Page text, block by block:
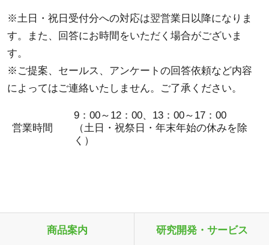
※土日・祝日受付分への対応は翌営業日以降になりま
す。また、回答にお時間をいただく場合がございま
す。
※ご提案、セールス、アンケートの回答依頼など内容
によってはご連絡いたしません。ご了承ください。
営業時間
9：00～12：00、13：00～17：00
（土日・祝祭日・年末年始の休みを除
く）
商品案内 研究開発・サービス